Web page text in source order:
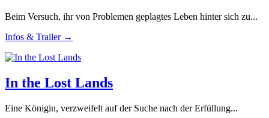
Beim Versuch, ihr von Problemen geplagtes Leben hinter sich zu...
Infos & Trailer →
In the Lost Lands
Eine Königin, verzweifelt auf der Suche nach der Erfüllung...